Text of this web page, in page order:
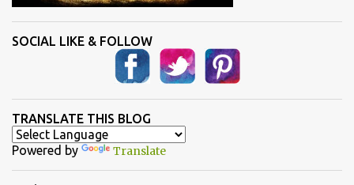
SOCIAL LIKE & FOLLOW
TRANSLATE THIS BLOG
Powered by Translate